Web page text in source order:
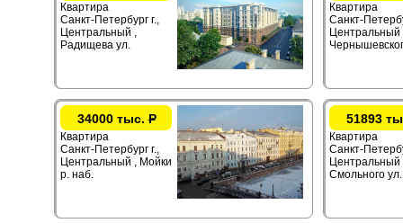
Квартира
Санкт-Петербург г.,
Центральный ,
Радищева ул.
Квартира
Санкт-
Центральный
34000 тыс.Р
Квартира
Санкт-Петербург г.,
Центральный , Мойки
р. наб.
51893
Квартира
Санкт-
Центральный
Смольного ул.